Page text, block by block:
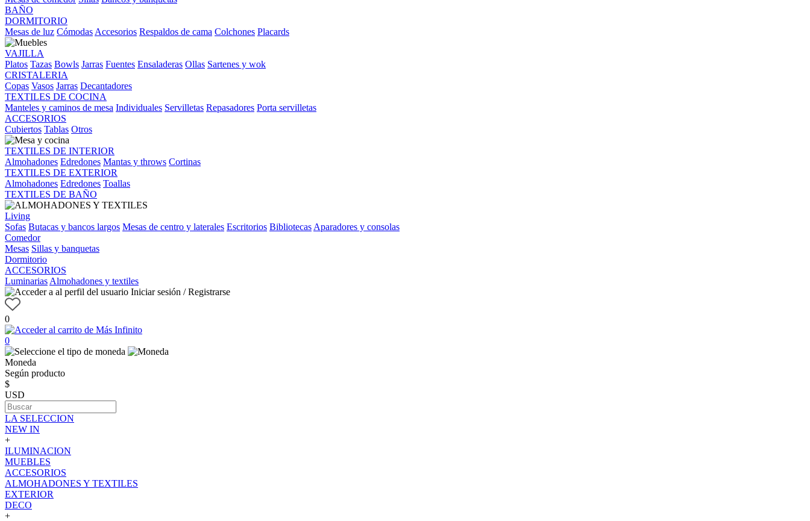
BAÑO
DORMITORIO
Mesas de luz Cómodas Accesorios Respaldos de cama Colchones Placards
VAJILLA
Platos Tazas Bowls Jarras Fuentes Ensaladeras Ollas Sartenes y wok
CRISTALERIA
Copas Vasos Jarras Decantadores
TEXTILES DE COCINA
Manteles y caminos de mesa Individuales Servilletas Repasadores Porta servilletas
ACCESORIOS
Cubiertos Tablas Otros
TEXTILES DE INTERIOR
Almohadones Edredones Mantas y throws Cortinas
TEXTILES DE EXTERIOR
Almohadones Edredones Toallas
TEXTILES DE BAÑO
Living
Sofas Butacas y bancos largos Mesas de centro y laterales Escritorios Bibliotecas Aparadores y consolas
Comedor
Mesas Sillas y banquetas
Dormitorio
ACCESORIOS
Luminarias Almohadones y textiles
Iniciar sesión / Registrarse
0
0
Moneda
Según producto
$
USD
LA SELECCION
NEW IN
+
ILUMINACION
MUEBLES
ACCESORIOS
ALMOHADONES Y TEXTILES
EXTERIOR
DECO
+